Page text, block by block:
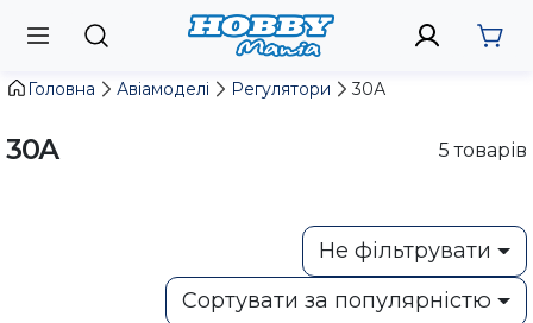
Головна Авіамоделі Регулятори 30А
30А 5 товарів
Не фільтрувати
Сортувати за популярністю